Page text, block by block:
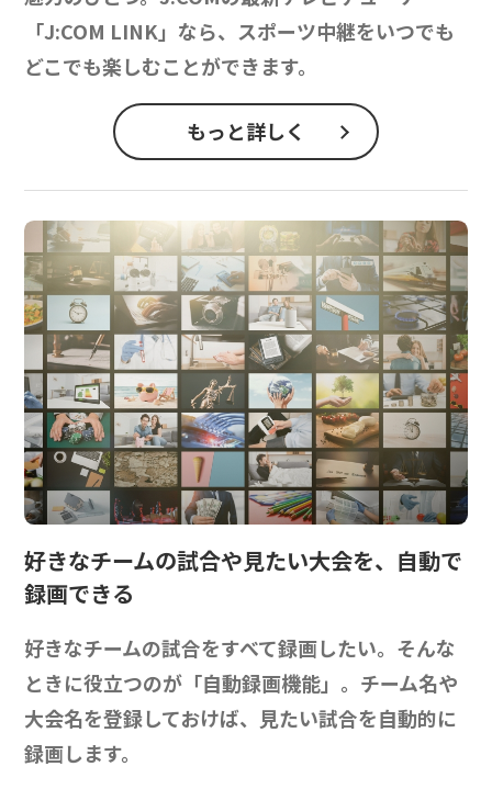
「J:COM LINK」なら、スポーツ中継をいつでも
どこでも楽しむことができます。
もっと詳しく
好きなチームの試合や見たい大会を、 自動で
録画できる
好きなチームの試合をすべて録画したい。そんな
ときに役立つのが「自動録画機能」。チーム名や
大会名を登録しておけば、見たい試合を自動的に
録画します。